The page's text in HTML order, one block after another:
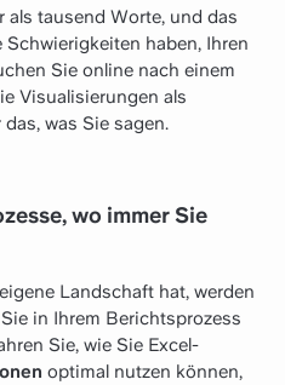
als tausend Worte, und das
haben, Ihren
Sie online nach einem
Visualisierungen als
was Sie sagen.
wo immer Sie
Landschaft hat, werden
in Ihrem Berichtsprozess
Sie, wie Sie Excel-
optimal nutzen können,